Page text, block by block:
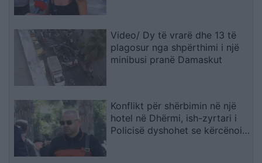
Video/ Dy të vrarë dhe 13 të
plagosur nga shpërthimi i një
minibusi pranë Damaskut
Konflikt për shërbimin në një
hotel në Dhërmi, ish-zyrtari i
Policisë dyshohet se kërcënoi